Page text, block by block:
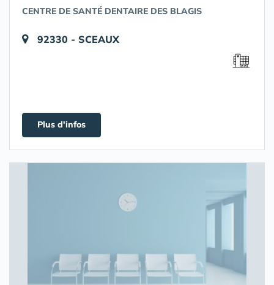
CENTRE DE SANTÉ DENTAIRE DES BLAGIS
92330 - SCEAUX
Plus d'infos